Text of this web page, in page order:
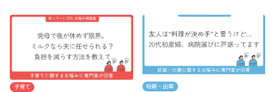
子育て 妊娠・出産